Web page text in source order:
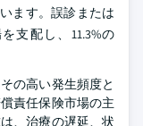
ます。誤診または
支配し、11.3%の
の高い発生頻度と
責任保険市場の主
、治療の遅延、状